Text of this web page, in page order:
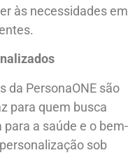
às necessidades em
da PersonaONE são
para quem busca
a saúde e o bem-
sob